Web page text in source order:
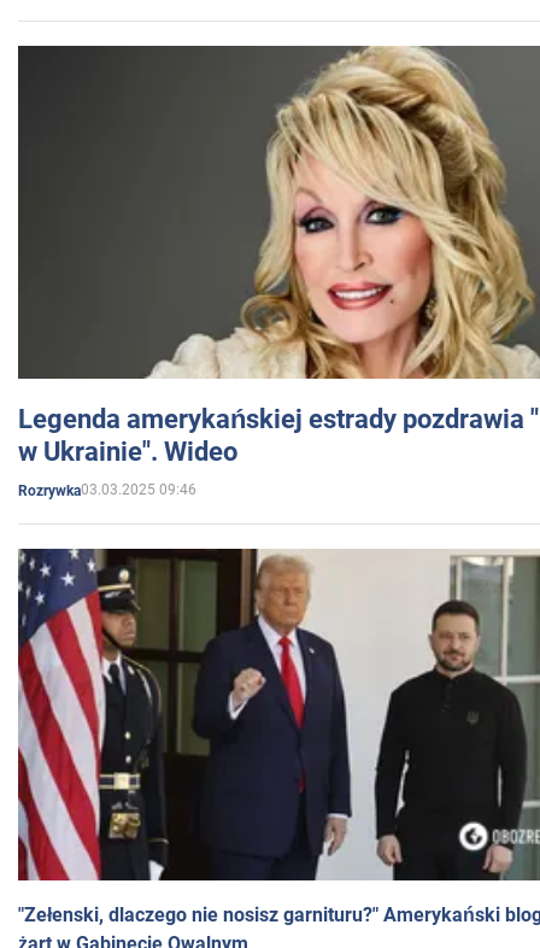
Legenda amerykańskiej estrady pozdrawia
w Ukrainie". Wideo
Rozrywka03.03.2025 09:46
"Zełenski, dlaczego nie nosisz garnituru?" Amerykański